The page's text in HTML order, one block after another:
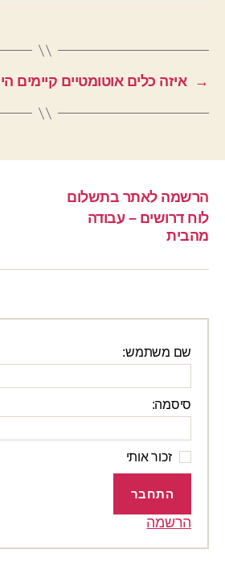
→ איזה כלים אוטומטיים קיימים
הרשמה לאתר בתשלום
לוח דרושים – עבודה
מהבית
שם משתמש:
סיסמה:
זכור אותי
התחבר
הרשמה